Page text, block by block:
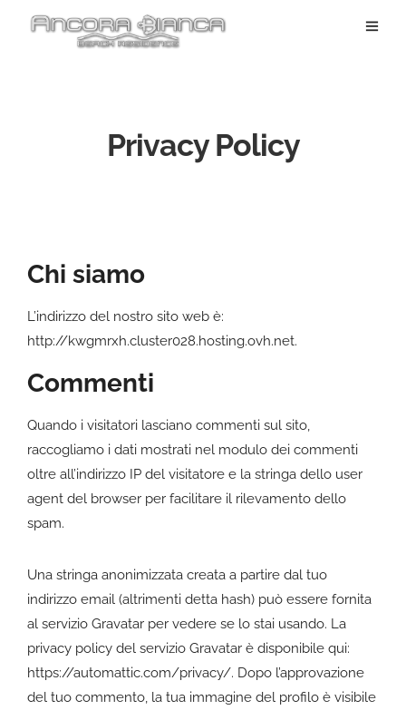
Privacy Policy
Chi siamo
L’indirizzo del nostro sito web è:
http://kwgmrxh.cluster028.hosting.ovh.net.
Commenti
Quando i visitatori lasciano commenti sul sito,
raccogliamo i dati mostrati nel modulo dei commenti
oltre all’indirizzo IP del visitatore e la stringa dello user
agent del browser per facilitare il rilevamento dello
spam.
Una stringa anonimizzata creata a partire dal tuo
indirizzo email (altrimenti detta hash) può essere fornita
al servizio Gravatar per vedere se lo stai usando. La
privacy policy del servizio Gravatar è disponibile qui:
https://automattic.com/privacy/. Dopo l’approvazione
del tuo commento, la tua immagine del profilo è visibile